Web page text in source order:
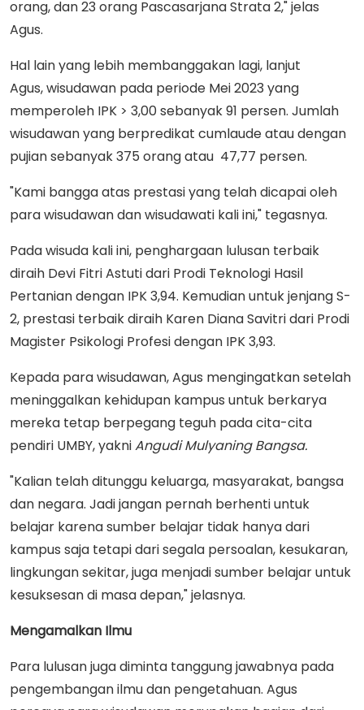
orang, dan 23 orang Pascasarjana Strata 2," jelas
Agus.
Hal lain yang lebih membanggakan lagi, lanjut
Agus, wisudawan pada periode Mei 2023 yang
memperoleh IPK > 3,00 sebanyak 91 persen. Jumlah
wisudawan yang berpredikat cumlaude atau dengan
pujian sebanyak 375 orang atau 47,77 persen.
"Kami bangga atas prestasi yang telah dicapai oleh
para wisudawan dan wisudawati kali ini," tegasnya.
Pada wisuda kali ini, penghargaan lulusan terbaik
diraih Devi Fitri Astuti dari Prodi Teknologi Hasil
Pertanian dengan IPK 3,94. Kemudian untuk jenjang S-
2, prestasi terbaik diraih Karen Diana Savitri dari Prodi
Magister Psikologi Profesi dengan IPK 3,93.
Kepada para wisudawan, Agus mengingatkan setelah
meninggalkan kehidupan kampus untuk berkarya
mereka tetap berpegang teguh pada cita-cita
pendiri UMBY, yakniAngudi Mulyaning Bangsa.
"Kalian telah ditunggu keluarga, masyarakat, bangsa
dan negara. Jadi jangan pernah berhenti untuk
belajar karena sumber belajar tidak hanya dari
kampus saja tetapi dari segala persoalan, kesukaran,
lingkungan sekitar, juga menjadi sumber belajar untuk
kesuksesan di masa depan," jelasnya.
Mengamalkan Ilmu
Para lulusan juga diminta tanggung jawabnya pada
pengembangan ilmu dan pengetahuan. Agus